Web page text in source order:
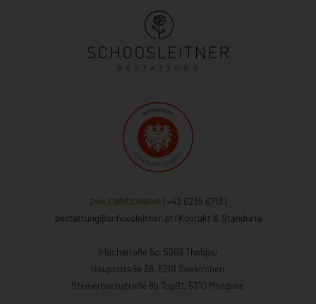
24H ERREICHBAR | +43 6235 6713
bestattung@schoosleitner.at
Kontakt & Standorte
Irlachstraße 5c, 5303 Thalgau
Hauptstraße 38, 5201 Seekirchen
Steinerbachstraße 8b TopB1, 5310 Mondsee